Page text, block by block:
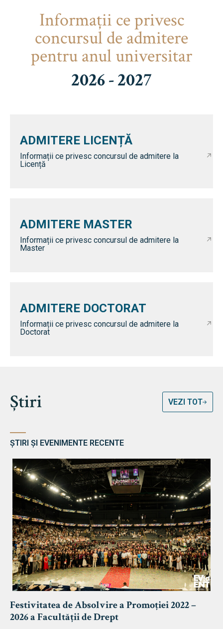
Informaţii ce privesc
concursul de admitere
pentru anul universitar
2026 - 2027
ADMITERE LICENȚĂ
Informații ce privesc concursul de admitere la
Licență
ADMITERE MASTER
Informații ce privesc concursul de admitere la
Master
ADMITERE DOCTORAT
Informații ce privesc concursul de admitere la
Doctorat
Știri VEZI TOT
ȘTIRI ȘI EVENIMENTE RECENTE
Festivitatea de Absolvire a Promoției 2022 –
2026 a Facultății de Drept